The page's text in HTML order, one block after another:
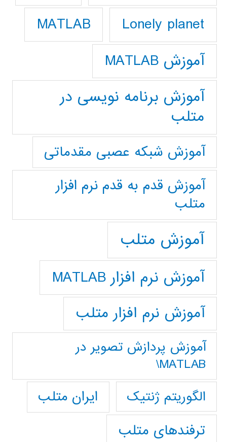
Lonely planet
MATLAB
آموزش MATLAB
آموزش برنامه نویسی در
متلب
آموزش شبکه عصبی مقدماتی
آموزش قدم به قدم نرم افزار
متلب
آموزش متلب
آموزش نرم افزار MATLAB
آموزش نرم افزار متلب
آموزش پردازش تصوير در
MATLAB\
الگوریتم ژنتیک
ایران متلب
ترفندهای متلب